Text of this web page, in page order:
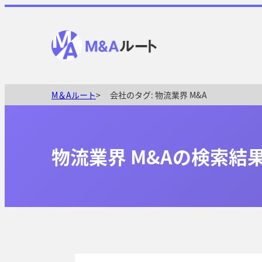
M＆Aルート 会社のタグ: 物流業界 M&A
物流業界 M&Aの検索結